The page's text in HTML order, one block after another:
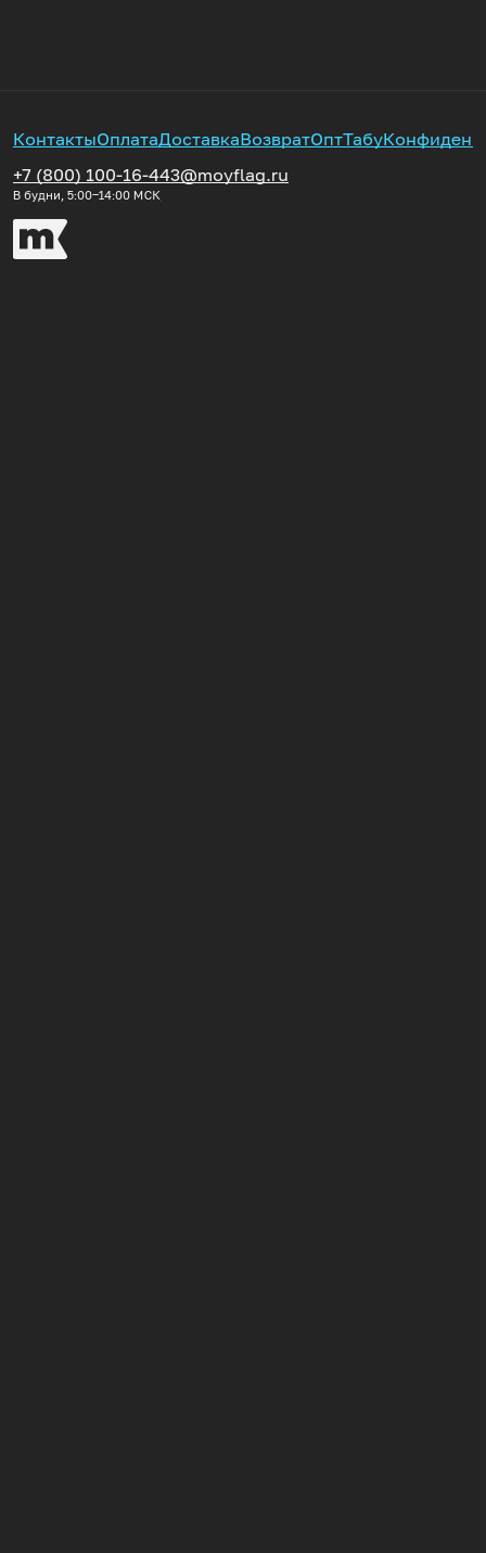
КонтактыОплатаДоставкаВозвратОптТабу
+7 (800) 100-16-44
В будни, 5:00‒14:00 МСК
3@moyflag.ru